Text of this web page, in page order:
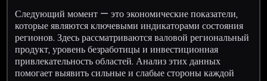
Следующий момент — это экономические показатели,
которые являются ключевыми индикаторами состояния
регионов. Здесь рассматриваются валовой региональный
продукт, уровень безработицы и инвестиционная
привлекательность областей. Анализ этих данных
помогает выявить сильные и слабые стороны каждой